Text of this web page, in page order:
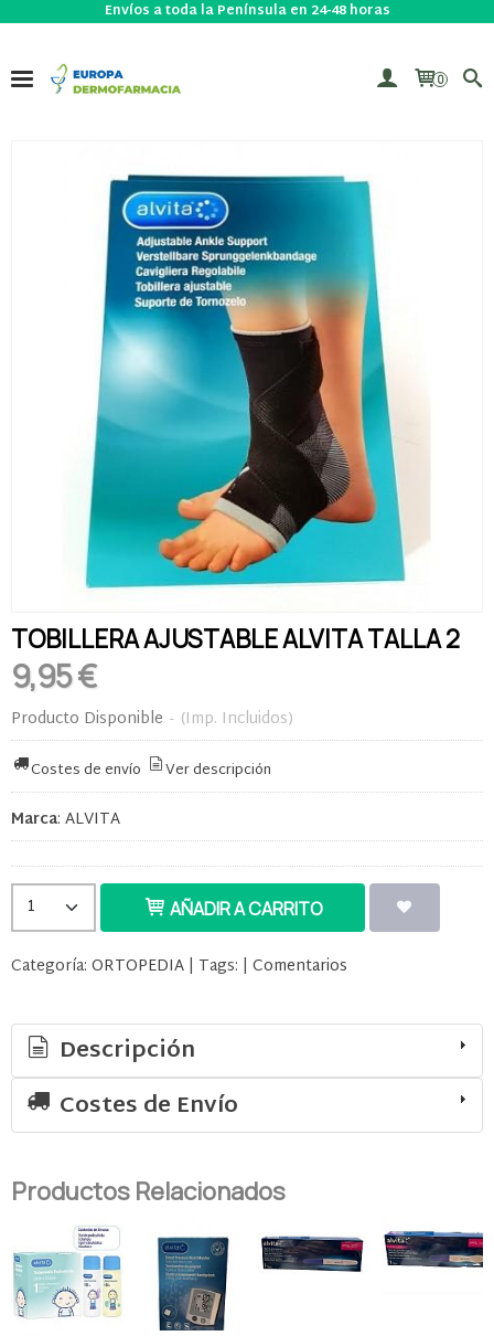
Envíos a toda la Península en 24-48 horas
0
TOBILLERA AJUSTABLE ALVITA TALLA 2
9,95 €
Producto Disponible - (Imp. Incluidos)
Costes de envío Ver descripción
Marca: ALVITA
AÑADIR A CARRITO
Categoría: ORTOPEDIA | Tags: | Comentarios
Descripción
Costes de Envío
Productos Relacionados